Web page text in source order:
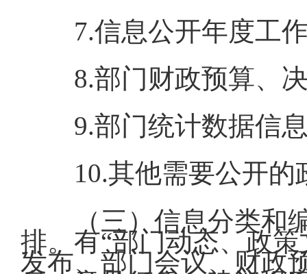
7.信息公开年度工
8.部门财政预算、
9.部门统计数据信
10.其他需要公开的
（三）信息分类
排。有“部门动态、政
发布、部门会议、财政